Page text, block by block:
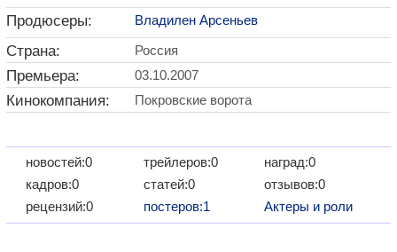
Продюсеры: Владилен Арсеньев
Страна: Россия
Премьера: 03.10.2007
Кинокомпания: Покровские ворота
новостей:0
кадров:0
рецензий:0
трейлеров:0
статей:0
постеров:1
наград:0
отзывов:0
Актеры и роли